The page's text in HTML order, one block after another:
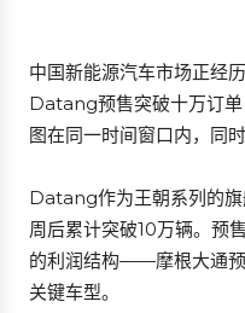
中国新能源汽车市场正经
Datang预售突破十万订
图在同一时间窗口内，同
Datang作为王朝系列的
周后累计突破10万辆。预
的利润结构——摩根大通
关键车型。